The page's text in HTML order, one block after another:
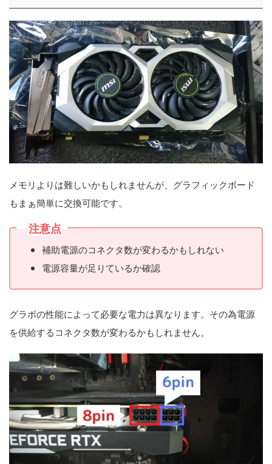
メモリよりは難しいかもしれませんが、グラフィックボード
もまぁ簡単に交換可能です。
注意点
補助電源のコネクタ数が変わるかもしれない
電源容量が足りているか確認
グラボの性能によって必要な電力は異なります。その為電源
を供給するコネクタ数が変わるかもしれません。